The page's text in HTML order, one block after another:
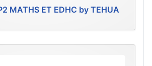
MATHS ET EDHC by TEHUA